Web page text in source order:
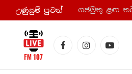
උණුසුම් පුව​ත් ගජමුතු ළඟ
FacebookInstagram